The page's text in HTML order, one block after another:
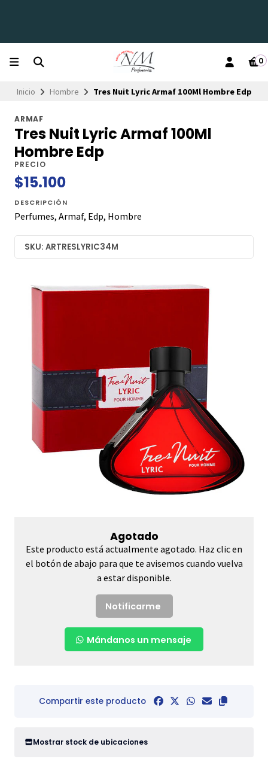
0
Inicio Hombre Tres Nuit Lyric Armaf 100Ml Hombre Edp
ARMAF
Tres Nuit Lyric Armaf 100Ml
Hombre Edp
PRECIO
$15.100
DESCRIPCIÓN
Perfumes, Armaf, Edp, Hombre
SKU: ARTRESLYRIC34M
Agotado
Este producto está actualmente agotado. Haz clic en
el botón de abajo para que te avisemos cuando vuelva
a estar disponible.
Notificarme
Mándanos un mensaje
Compartir este producto
Mostrar stock de ubicaciones